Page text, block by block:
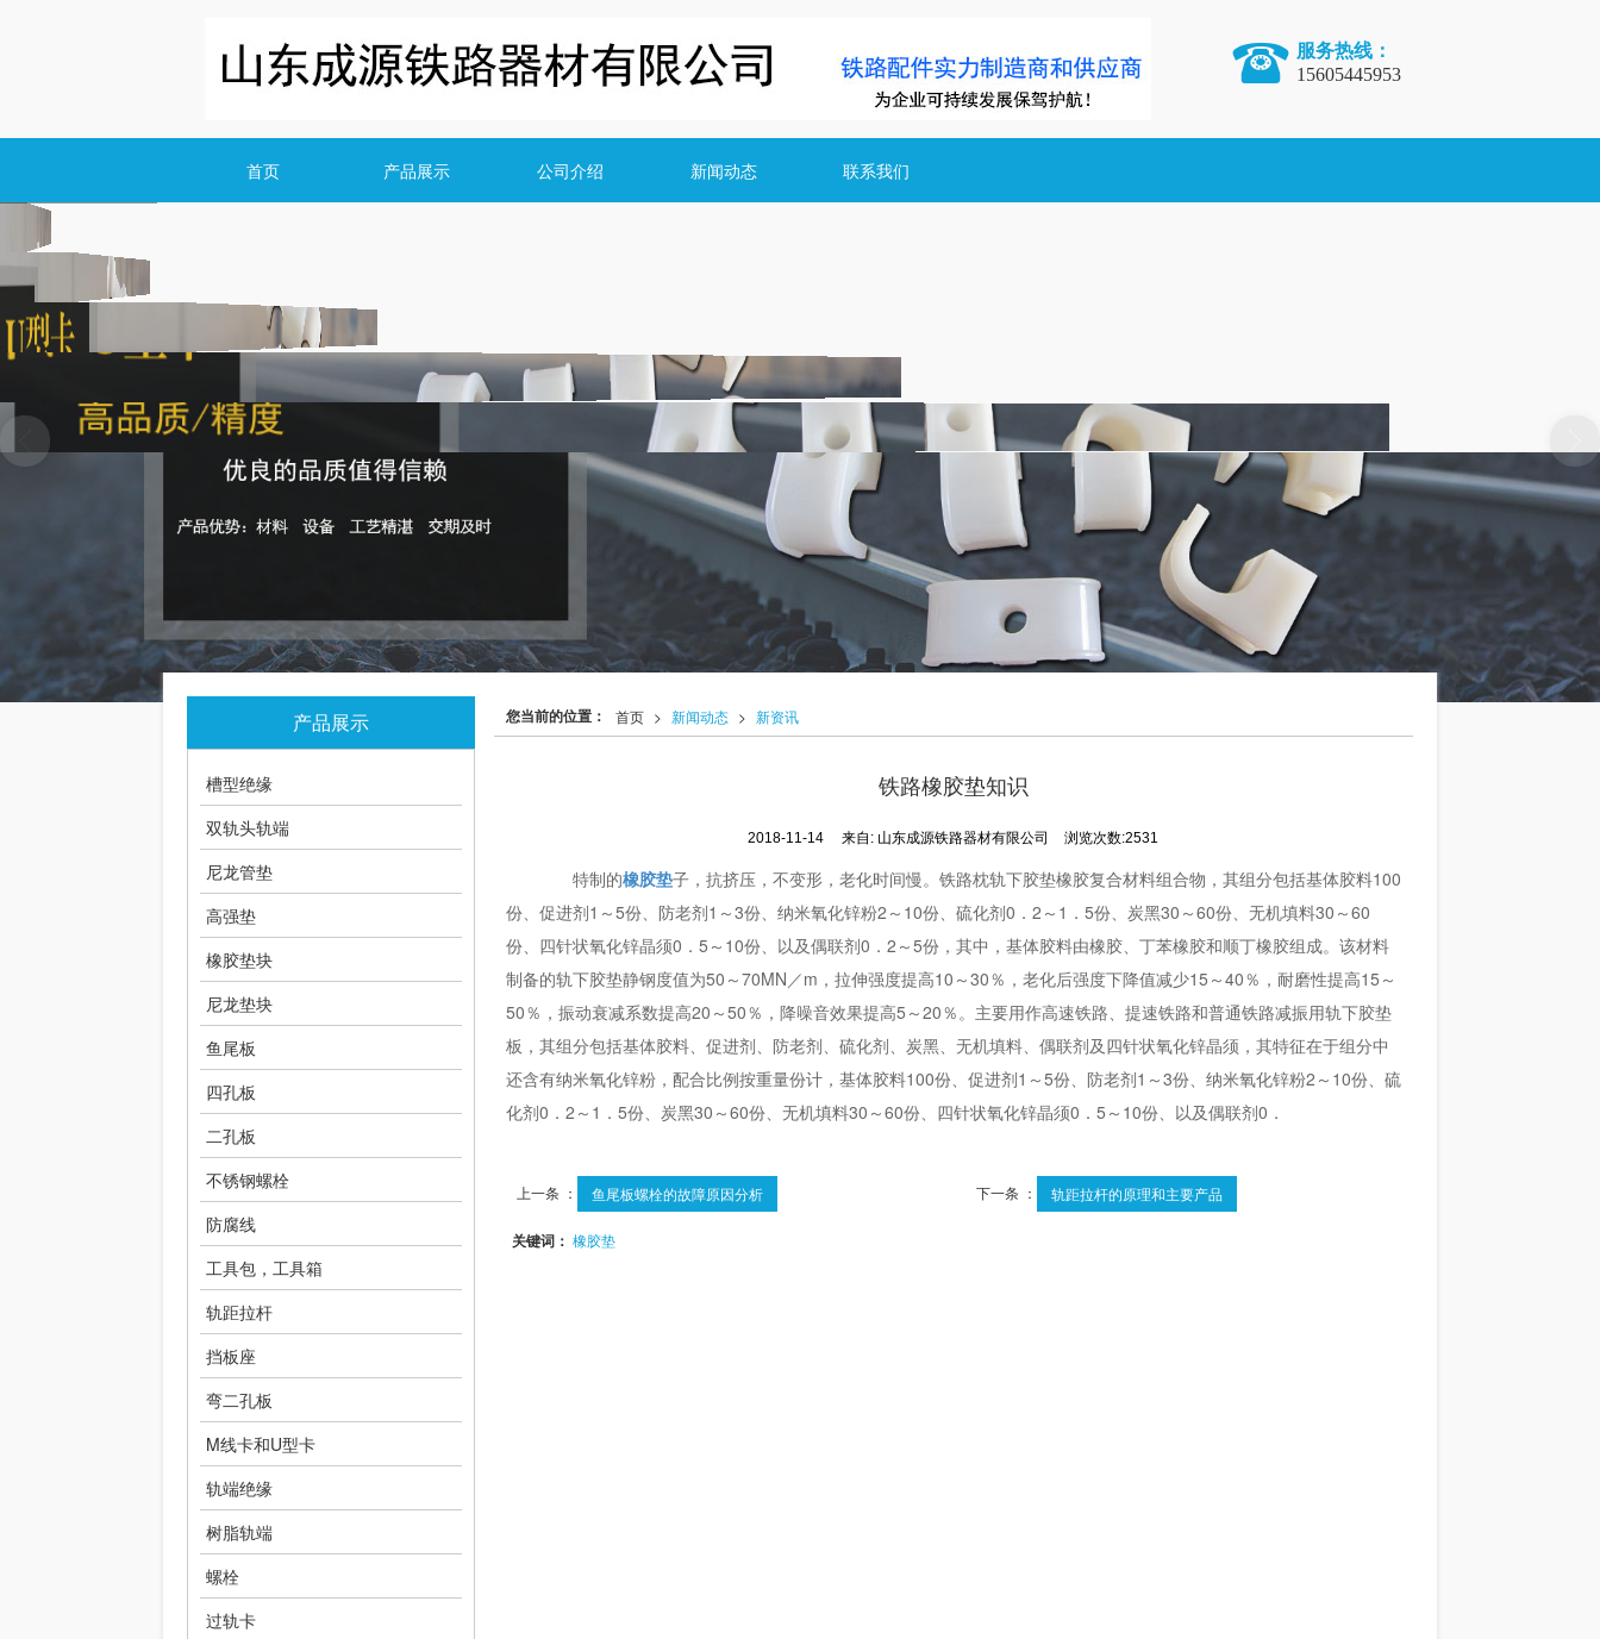
服务热线：
15605445953
首页 产品展示 公司介绍 新闻动态 联系我们
您当前的位置： 首页 > 新闻动态 > 新资讯
铁路橡胶垫知识
2018-11-14 来自: 山东成源铁路器材有限公司 浏览次数:2531
特制的橡胶垫子，抗挤压，不变形，老化时间慢。铁路枕轨下胶垫橡胶复合材料组合物，其组分包括基体胶料100
份、促进剂1～5份、防老剂1～3份、纳米氧化锌粉2～10份、硫化剂0．2～1．5份、炭黑30～60份、无机填料30～60
份、四针状氧化锌晶须0．5～10份、以及偶联剂0．2～5份，其中，基体胶料由橡胶、丁苯橡胶和顺丁橡胶组成。该材料
制备的轨下胶垫静钢度值为50～70MN／m，拉伸强度提高10～30％，老化后强度下降值减少15～40％，耐磨性提高15～
50％，振动衰减系数提高20～50％，降噪音效果提高5～20％。主要用作高速铁路、提速铁路和普通铁路减振用轨下胶垫
板，其组分包括基体胶料、促进剂、防老剂、硫化剂、炭黑、无机填料、偶联剂及四针状氧化锌晶须，其特征在于组分中
还含有纳米氧化锌粉，配合比例按重量份计，基体胶料100份、促进剂1～5份、防老剂1～3份、纳米氧化锌粉2～10份、硫
化剂0．2～1．5份、炭黑30～60份、无机填料30～60份、四针状氧化锌晶须0．5～10份、以及偶联剂0．
上一条 ： 鱼尾板螺栓的故障原因分析 下一条 ： 轨距拉杆的原理和主要产品
关键词： 橡胶垫
产品展示
槽型绝缘
双轨头轨端
尼龙管垫
高强垫
橡胶垫块
尼龙垫块
鱼尾板
四孔板
二孔板
不锈钢螺栓
防腐线
工具包，工具箱
轨距拉杆
挡板座
弯二孔板
M线卡和U型卡
轨端绝缘
树脂轨端
螺栓
过轨卡